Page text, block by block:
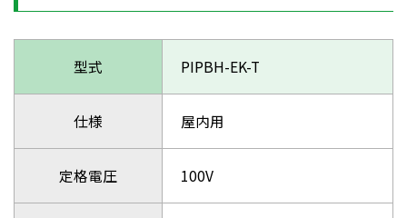
型式 PIPBH-EK-T
仕様 屋内用
定格電圧 100V